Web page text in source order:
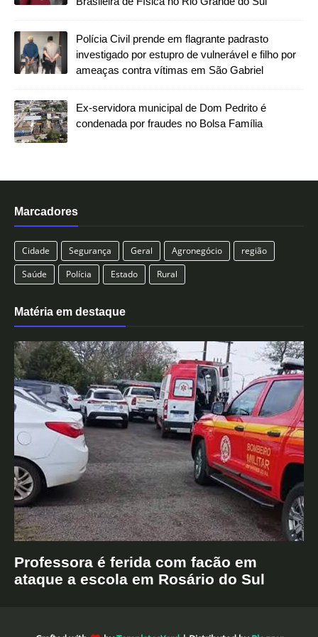
Polícia Civil prende em flagrante padrasto
investigado por estupro de vulnerável e filho por
ameaças contra vítimas em São Gabriel
Ex-servidora municipal de Dom Pedrito é
condenada por fraudes no Bolsa Família
Marcadores
Cidade Segurança Geral Agronegócio
região
Saúde
Polícia Estado Rural
Matéria em destaque
Professora é ferida com facão em
ataque a escola em Rosário do Sul